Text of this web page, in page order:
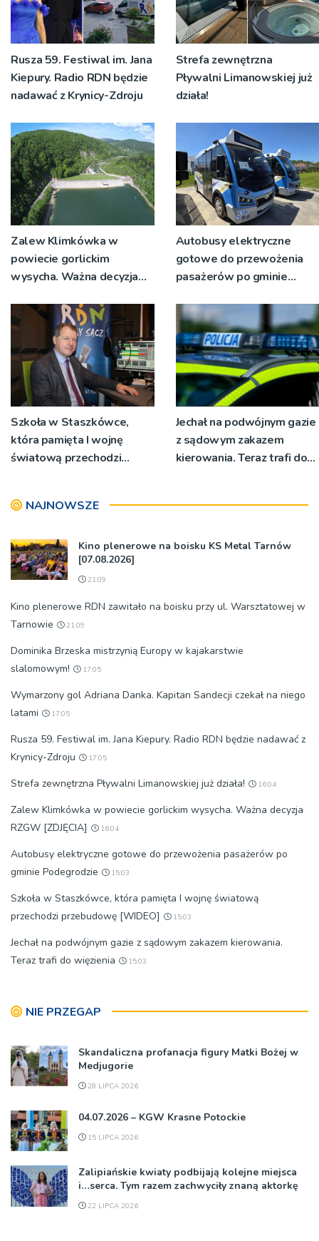
Rusza 59. Festiwal im. Jana
Kiepury. Radio RDN będzie
nadawać z Krynicy-Zdroju
Strefa zewnętrzna
Pływalni Limanowskiej już
działa!
Zalew Klimkówka w
powiecie gorlickim
wysycha. Ważna decyzja
Autobusy elektryczne
gotowe do przewożenia
pasażerów po gminie
Szkoła w Staszkówce,
która pamięta I wojnę
światową przechodzi
Jechał na podwójnym gazie
z sądowym zakazem
kierowania. Teraz trafi do
NAJNOWSZE
Kino plenerowe na boisku KS Metal Tarnów
[07.08.2026]
21:09
Kino plenerowe RDN zawitało na boisku przy ul. Warsztatowej w
Tarnowie
21:09
Dominika Brzeska mistrzynią Europy w kajakarstwie
slalomowym!
17:05
Wymarzony gol Adriana Danka. Kapitan Sandecji czekał na niego
latami
17:05
Rusza 59. Festiwal im. Jana Kiepury. Radio RDN będzie nadawać z
Krynicy-Zdroju
17:05
Strefa zewnętrzna Pływalni Limanowskiej już działa! 16:04
Zalew Klimkówka w powiecie gorlickim wysycha. Ważna decyzja
RZGW [ZDJĘCIA]
16:04
Autobusy elektryczne gotowe do przewożenia pasażerów po
gminie Podegrodzie
15:03
Szkoła w Staszkówce, która pamięta I wojnę światową
przechodzi przebudowę [WIDEO]
15:03
Jechał na podwójnym gazie z sądowym zakazem kierowania.
Teraz trafi do więzienia
15:03
NIE PRZEGAP
Skandaliczna profanacja figury Matki Bożej w
Medjugorie
28 LIPCA 2026
04.07.2026 – KGW Krasne Potockie
15 LIPCA 2026
Zalipiańskie kwiaty podbijają kolejne miejsca
i…serca. Tym razem zachwyciły znaną aktorkę
22 LIPCA 2026